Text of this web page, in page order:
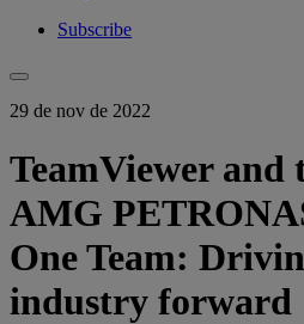
Subscribe
29 de nov de 2022
TeamViewer and
AMG
One Team:
industry forward